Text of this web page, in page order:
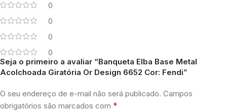
0
0
0
0
Seja o primeiro a avaliar “Banqueta Elba Base Metal
Acolchoada Giratória Or Design 6652 Cor: Fendi”
O seu endereço de e-mail não será publicado. Campos
obrigatórios são marcados com *